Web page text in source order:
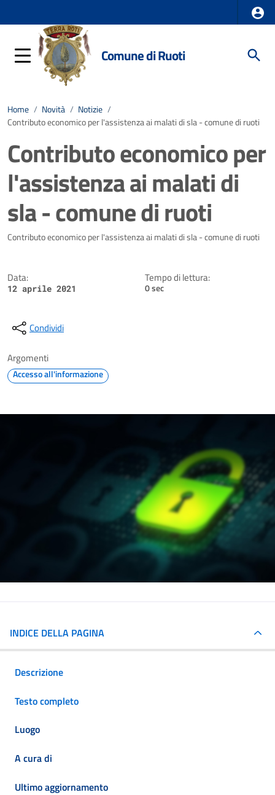
Comune di Ruoti
Home / Novità / Notizie /
Contributo economico per l'assistenza ai malati di sla - comune di ruoti
Contributo economico per
l'assistenza ai malati di
sla - comune di ruoti
Dettagli della notizia
Contributo economico per l'assistenza ai malati di sla - comune di ruoti
Data:
12 aprile 2021
Tempo di lettura:
0 sec
Condividi
Argomenti
Accesso all'informazione
INDICE DELLA PAGINA
Descrizione
Testo completo
Luogo
A cura di
Ultimo aggiornamento